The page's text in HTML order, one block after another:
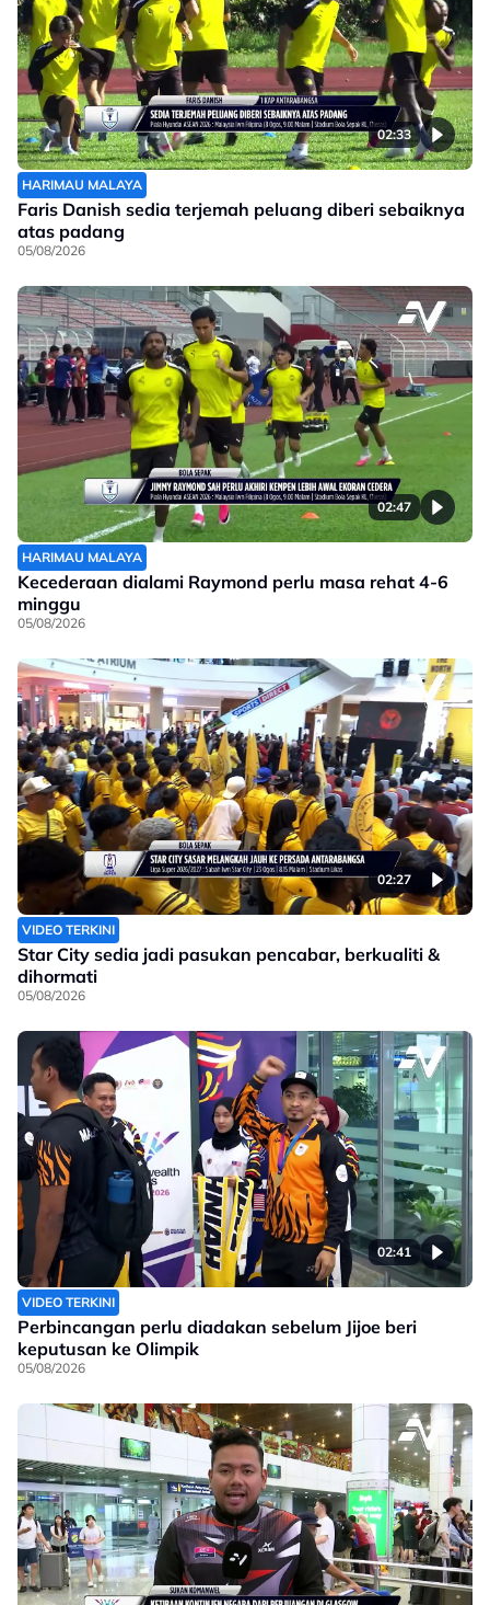
02:33
HARIMAU MALAYA
Faris Danish sedia terjemah peluang diberi sebaiknya
atas padang
05/08/2026
02:47
HARIMAU MALAYA
Kecederaan dialami Raymond perlu masa rehat 4-6
minggu
05/08/2026
02:27
VIDEO TERKINI
Star City sedia jadi pasukan pencabar, berkualiti &
dihormati
05/08/2026
02:41
VIDEO TERKINI
Perbincangan perlu diadakan sebelum Jijoe beri
keputusan ke Olimpik
05/08/2026